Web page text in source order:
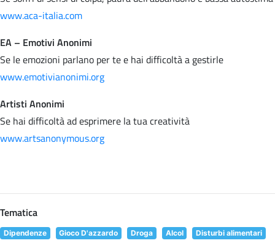
www.aca-italia.com
EA – Emotivi Anonimi
Se le emozioni parlano per te e hai difficoltà a gestirle
www.emotivianonimi.org
Artisti Anonimi
Se hai difficoltà ad esprimere la tua creatività
www.artsanonymous.org
Tematica
Dipendenze Gioco D'azzardo Droga Alcol Disturbi alimentari